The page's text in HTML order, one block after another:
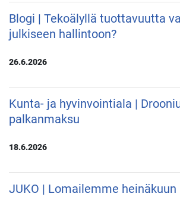
Blogi | Tekoälyllä tuottavuutta
julkiseen hallintoon?
26.6.2026
Kunta- ja hyvinvointiala |
palkanmaksu
18.6.2026
JUKO | Lomailemme heinäkuun